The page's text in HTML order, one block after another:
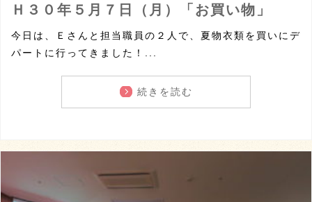
Ｈ３０年５月７日（月）「お買い物」
今日は、Ｅさんと担当職員の２人で、夏物衣類を買いにデ
パートに行ってきました！...
続きを読む